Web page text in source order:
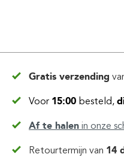
Gratis verzending
Voor 15:00 besteld,
Af te halen in onze
Retourtermijn van 14